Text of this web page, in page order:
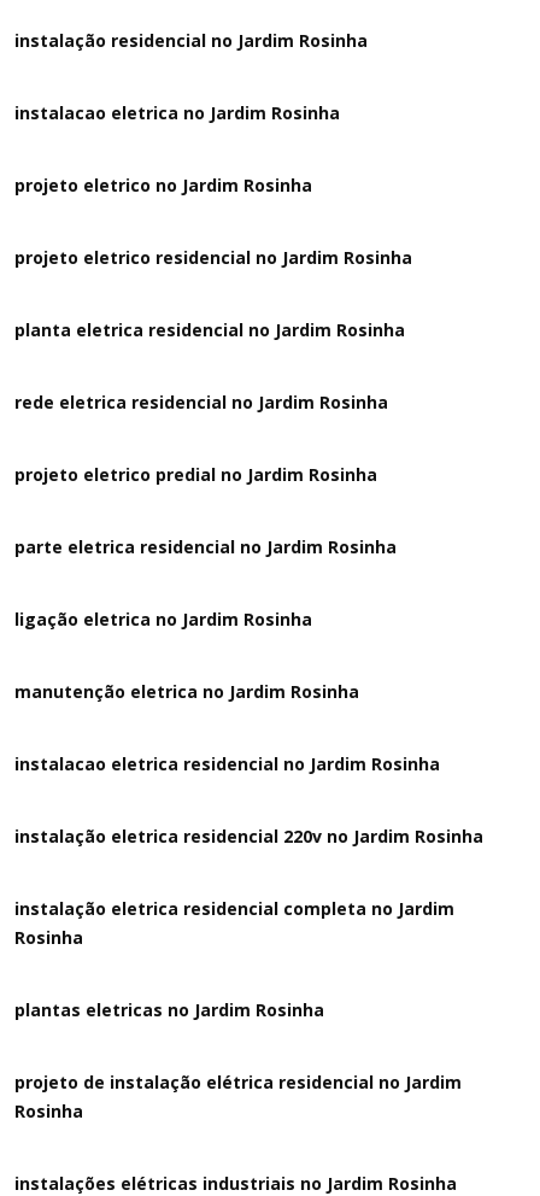
instalação residencial no Jardim Rosinha
instalacao eletrica no Jardim Rosinha
projeto eletrico no Jardim Rosinha
projeto eletrico residencial no Jardim Rosinha
planta eletrica residencial no Jardim Rosinha
rede eletrica residencial no Jardim Rosinha
projeto eletrico predial no Jardim Rosinha
parte eletrica residencial no Jardim Rosinha
ligação eletrica no Jardim Rosinha
manutenção eletrica no Jardim Rosinha
instalacao eletrica residencial no Jardim Rosinha
instalação eletrica residencial 220v no Jardim Rosinha
instalação eletrica residencial completa no Jardim
Rosinha
plantas eletricas no Jardim Rosinha
projeto de instalação elétrica residencial no Jardim
Rosinha
instalações elétricas industriais no Jardim Rosinha